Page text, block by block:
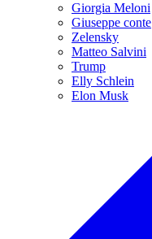
Giorgia Meloni
Giuseppe conte
Zelensky
Matteo Salvini
Trump
Elly Schlein
Elon Musk